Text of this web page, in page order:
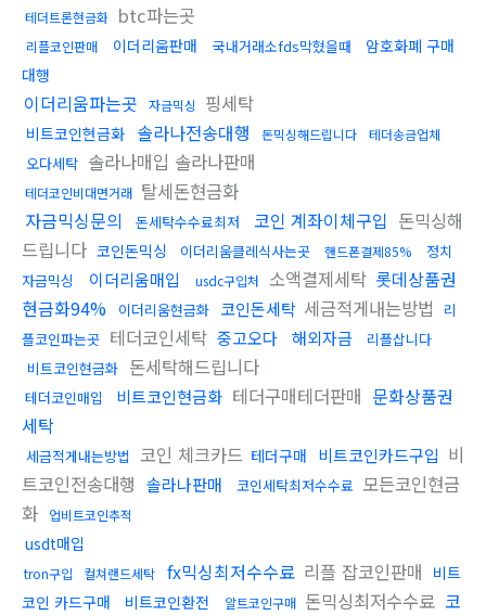
테더트론현금화 btc파는곳
리플코인판매 이더리움판매 국내거래소fds막혔을때
암호화폐 구매
대행
이더리움파는곳 자금믹싱 핑세탁
비트코인현금화 솔라나전송대행 돈믹싱해드립니다 테더송금업체
오다세탁 솔라나매입 솔라나판매
테더코인비대면거래 탈세돈현금화
자금믹싱문의
돈세탁수수료최저 코인 계좌이체구입 돈믹싱해
드립니다 코인돈믹싱 이더리움클레식사는곳 핸드폰결제85%
정치
자금믹싱
이더리움매입 usdc구입처 소액결제세탁 롯데상품권
현금화94%
이더리움현금화 코인돈세탁 세금적게내는방법
리
플코인파는곳 테더코인세탁 중고오다 해외자금
리플삽니다
비트코인현금화 돈세탁해드립니다
테더코인매입 비트코인현금화 테더구매테더판매 문화상품권
세탁
세금적게내는방법 코인 체크카드 테더구매 비트코인카드구입 비
트코인전송대행 솔라나판매 코인세탁최저수수료 모든코인현금
화
업비트코인추적
usdt매입
tron구입 컬쳐랜드세탁 fx믹싱최저수수료 리플 잡코인판매 비트
코인 카드구매
비트코인환전 알트코인구매 돈믹싱최저수수료 코